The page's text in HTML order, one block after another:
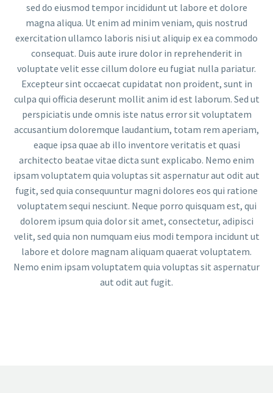
sed do eiusmod tempor incididunt ut labore et dolore
magna aliqua. Ut enim ad minim veniam, quis nostrud
exercitation ullamco laboris nisi ut aliquip ex ea commodo
consequat. Duis aute irure dolor in reprehenderit in
voluptate velit esse cillum dolore eu fugiat nulla pariatur.
Excepteur sint occaecat cupidatat non proident, sunt in
culpa qui officia deserunt mollit anim id est laborum. Sed ut
perspiciatis unde omnis iste natus error sit voluptatem
accusantium doloremque laudantium, totam rem aperiam,
eaque ipsa quae ab illo inventore veritatis et quasi
architecto beatae vitae dicta sunt explicabo. Nemo enim
ipsam voluptatem quia voluptas sit aspernatur aut odit aut
fugit, sed quia consequuntur magni dolores eos qui ratione
voluptatem sequi nesciunt. Neque porro quisquam est, qui
dolorem ipsum quia dolor sit amet, consectetur, adipisci
velit, sed quia non numquam eius modi tempora incidunt ut
labore et dolore magnam aliquam quaerat voluptatem.
Nemo enim ipsam voluptatem quia voluptas sit aspernatur
aut odit aut fugit.